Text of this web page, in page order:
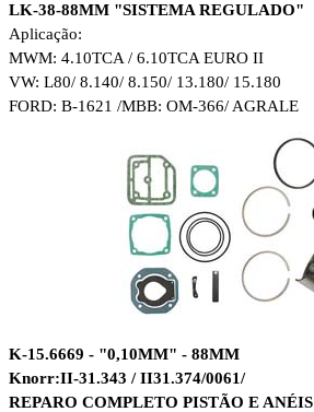
LK-38-88MM "SISTEMA REGULADO"
Aplicação:
MWM: 4.10TCA / 6.10TCA EURO II
VW: L80/ 8.140/ 8.150/ 13.180/ 15.180
FORD: B-1621 /MBB: OM-366/ AGRALE
K-15.6669 - "0,10MM" - 88MM
Knorr:II-31.343 / II31.374/0061/
REPARO COMPLETO PISTÃO E ANÉIS